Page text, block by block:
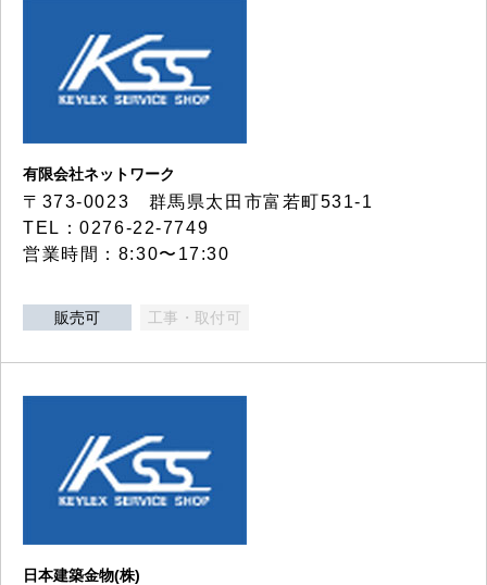
有限会社ネットワーク
〒373-0023 群馬県太田市富若町531-1
TEL：0276-22-7749
営業時間：8:30〜17:30
販売可 工事・取付可
日本建築金物(株)